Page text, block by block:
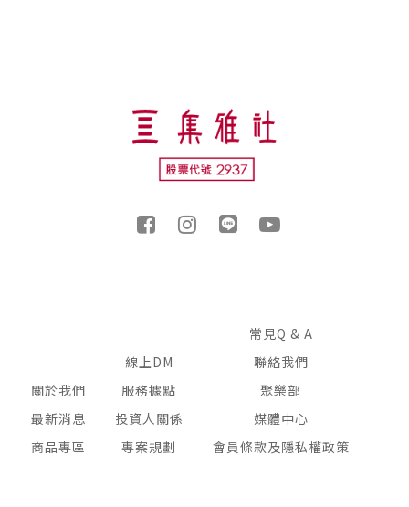
關於我們
最新消息
商品專區
線上DM
服務據點
投資人關係
專案規劃
常見Q & A
聯絡我們
聚樂部
媒體中心
會員條款及隱私權政策